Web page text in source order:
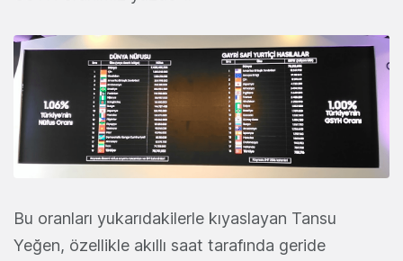
Bu oranları yukarıdakilerle kıyaslayan Tansu
Yeğen, özellikle akıllı saat tarafında geride